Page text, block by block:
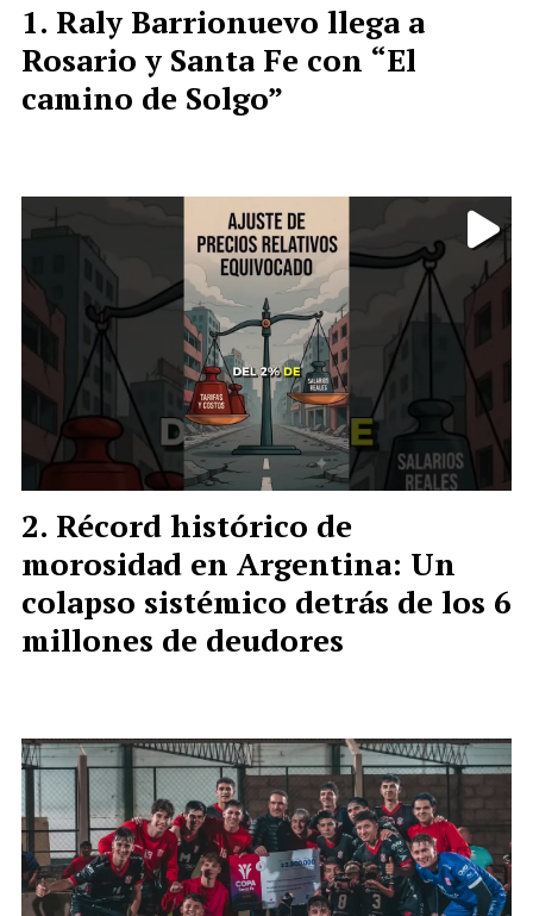
Raly Barrionuevo llega a
Rosario y Santa Fe con “El
camino de Solgo”
Récord histórico de
morosidad en Argentina: Un
colapso sistémico detrás de los 6
millones de deudores